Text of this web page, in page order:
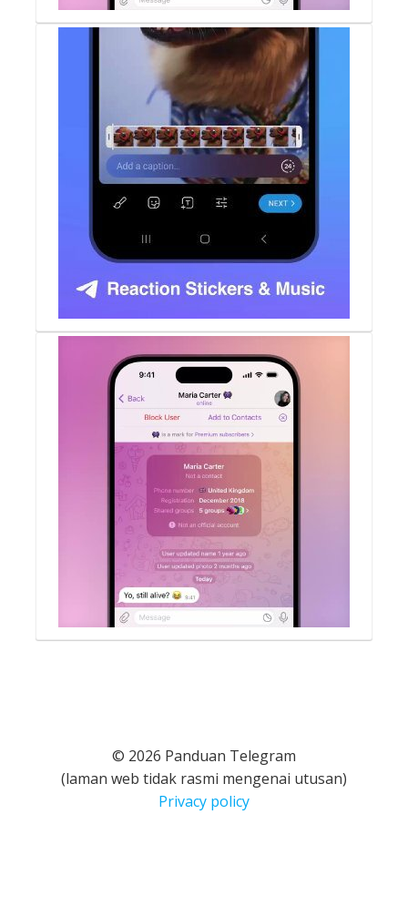
© 2026 Panduan Telegram
(laman web tidak rasmi mengenai utusan)
Privacy policy